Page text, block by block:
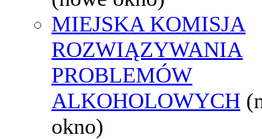
MIEJSKA KOMISJA
ROZWIĄZYWANIA
PROBLEMÓW
ALKOHOLOWYCH
okno)